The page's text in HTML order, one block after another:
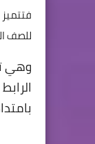
للصف
وهي